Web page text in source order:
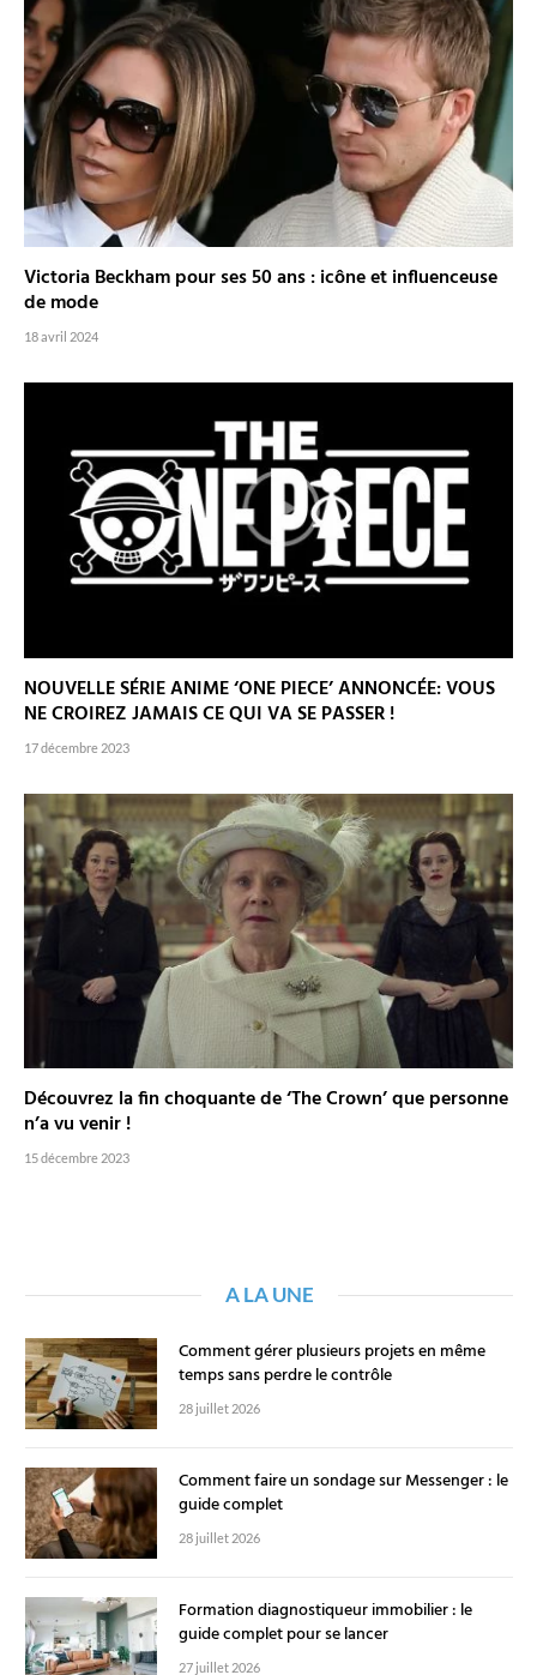
Victoria Beckham pour ses 50 ans : icône et influenceuse
de mode
18 avril 2024
NOUVELLE SÉRIE ANIME ‘ONE PIECE’ ANNONCÉE: VOUS
NE CROIREZ JAMAIS CE QUI VA SE PASSER !
17 décembre 2023
Découvrez la fin choquante de ‘The Crown’ que personne
n’a vu venir !
15 décembre 2023
A LA UNE
Comment gérer plusieurs projets en même
temps sans perdre le contrôle
28 juillet 2026
Comment faire un sondage sur Messenger : le
guide complet
28 juillet 2026
Formation diagnostiqueur immobilier : le
guide complet pour se lancer
27 juillet 2026